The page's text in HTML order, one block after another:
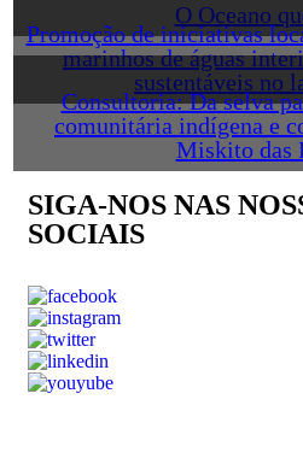
O Oceano
Promoção de iniciativas
marinhos de águas
sustentáveis no
Consultoria: Da selva
comunitária indígena e
Miskito das
SIGA-NOS NAS
SOCIAIS